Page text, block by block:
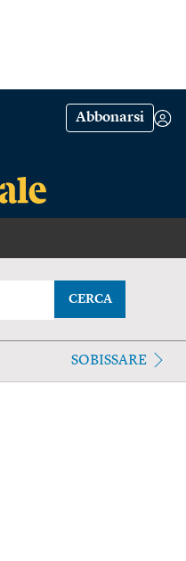
Abbonarsi
CERCA
SOBISSARE